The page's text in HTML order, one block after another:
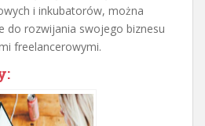
i inkubatorów, można
do rozwijania swojego biznesu
freelancerowymi.